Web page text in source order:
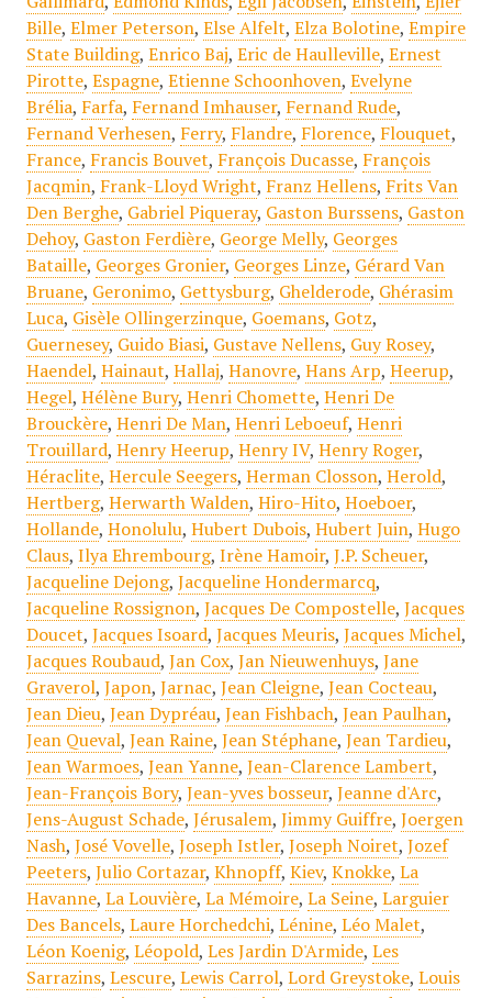
Bille, Elmer Peterson, Else Alfelt, Elza Bolotine, Empire
State Building, Enrico Baj, Eric de Haulleville, Ernest
Pirotte, Espagne, Etienne Schoonhoven, Evelyne
Brélia, Farfa, Fernand Imhauser, Fernand Rude,
Fernand Verhesen, Ferry, Flandre, Florence, Flouquet,
France, Francis Bouvet, François Ducasse, François
Jacqmin, Frank-Lloyd Wright, Franz Hellens, Frits Van
Den Berghe, Gabriel Piqueray, Gaston Burssens, Gaston
Dehoy, Gaston Ferdière, George Melly, Georges
Bataille, Georges Gronier, Georges Linze, Gérard Van
Bruane, Geronimo, Gettysburg, Ghelderode, Ghérasim
Luca, Gisèle Ollingerzinque, Goemans, Gotz,
Guernesey, Guido Biasi, Gustave Nellens, Guy Rosey,
Haendel, Hainaut, Hallaj, Hanovre, Hans Arp, Heerup,
Hegel, Hélène Bury, Henri Chomette, Henri De
Brouckère, Henri De Man, Henri Leboeuf, Henri
Trouillard, Henry Heerup, Henry IV, Henry Roger,
Héraclite, Hercule Seegers, Herman Closson, Herold,
Hertberg, Herwarth Walden, Hiro-Hito, Hoeboer,
Hollande, Honolulu, Hubert Dubois, Hubert Juin, Hugo
Claus, Ilya Ehrembourg, Irène Hamoir, J.P. Scheuer,
Jacqueline Dejong, Jacqueline Hondermarcq,
Jacqueline Rossignon, Jacques De Compostelle, Jacques
Doucet, Jacques Isoard, Jacques Meuris, Jacques Michel,
Jacques Roubaud, Jan Cox, Jan Nieuwenhuys, Jane
Graverol, Japon, Jarnac, Jean Cleigne, Jean Cocteau,
Jean Dieu, Jean Dypréau, Jean Fishbach, Jean Paulhan,
Jean Queval, Jean Raine, Jean Stéphane, Jean Tardieu,
Jean Warmoes, Jean Yanne, Jean-Clarence Lambert,
Jean-François Bory, Jean-yves bosseur, Jeanne d'Arc,
Jens-August Schade, Jérusalem, Jimmy Guiffre, Joergen
Nash, José Vovelle, Joseph Istler, Joseph Noiret, Jozef
Peeters, Julio Cortazar, Khnopff, Kiev, Knokke, La
Havanne, La Louvière, La Mémoire, La Seine, Larguier
Des Bancels, Laure Horchedchi, Lénine, Léo Malet,
Léon Koenig, Léopold, Les Jardin D'Armide, Les
Sarrazins, Lescure, Lewis Carrol, Lord Greystoke, Louis